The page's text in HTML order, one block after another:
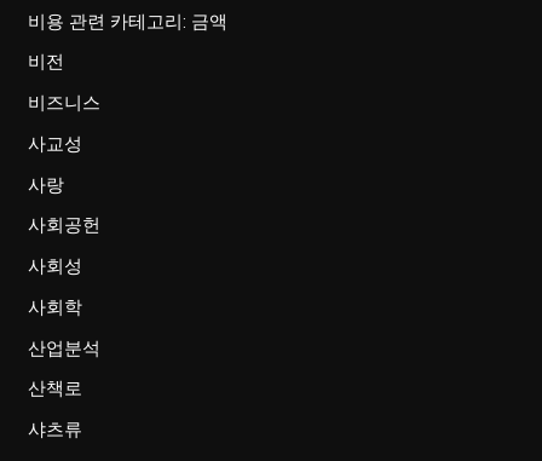
비용 관련 카테고리: 금액
비전
비즈니스
사교성
사랑
사회공헌
사회성
사회학
산업분석
산책로
샤츠류